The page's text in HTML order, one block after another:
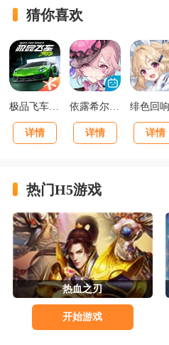
猜你喜欢
极品飞车集结最新版v1.1.184.1931331
详情
依露希尔星晓官方正版
详情 详情
热门H5游戏
热血之刃
开始游戏